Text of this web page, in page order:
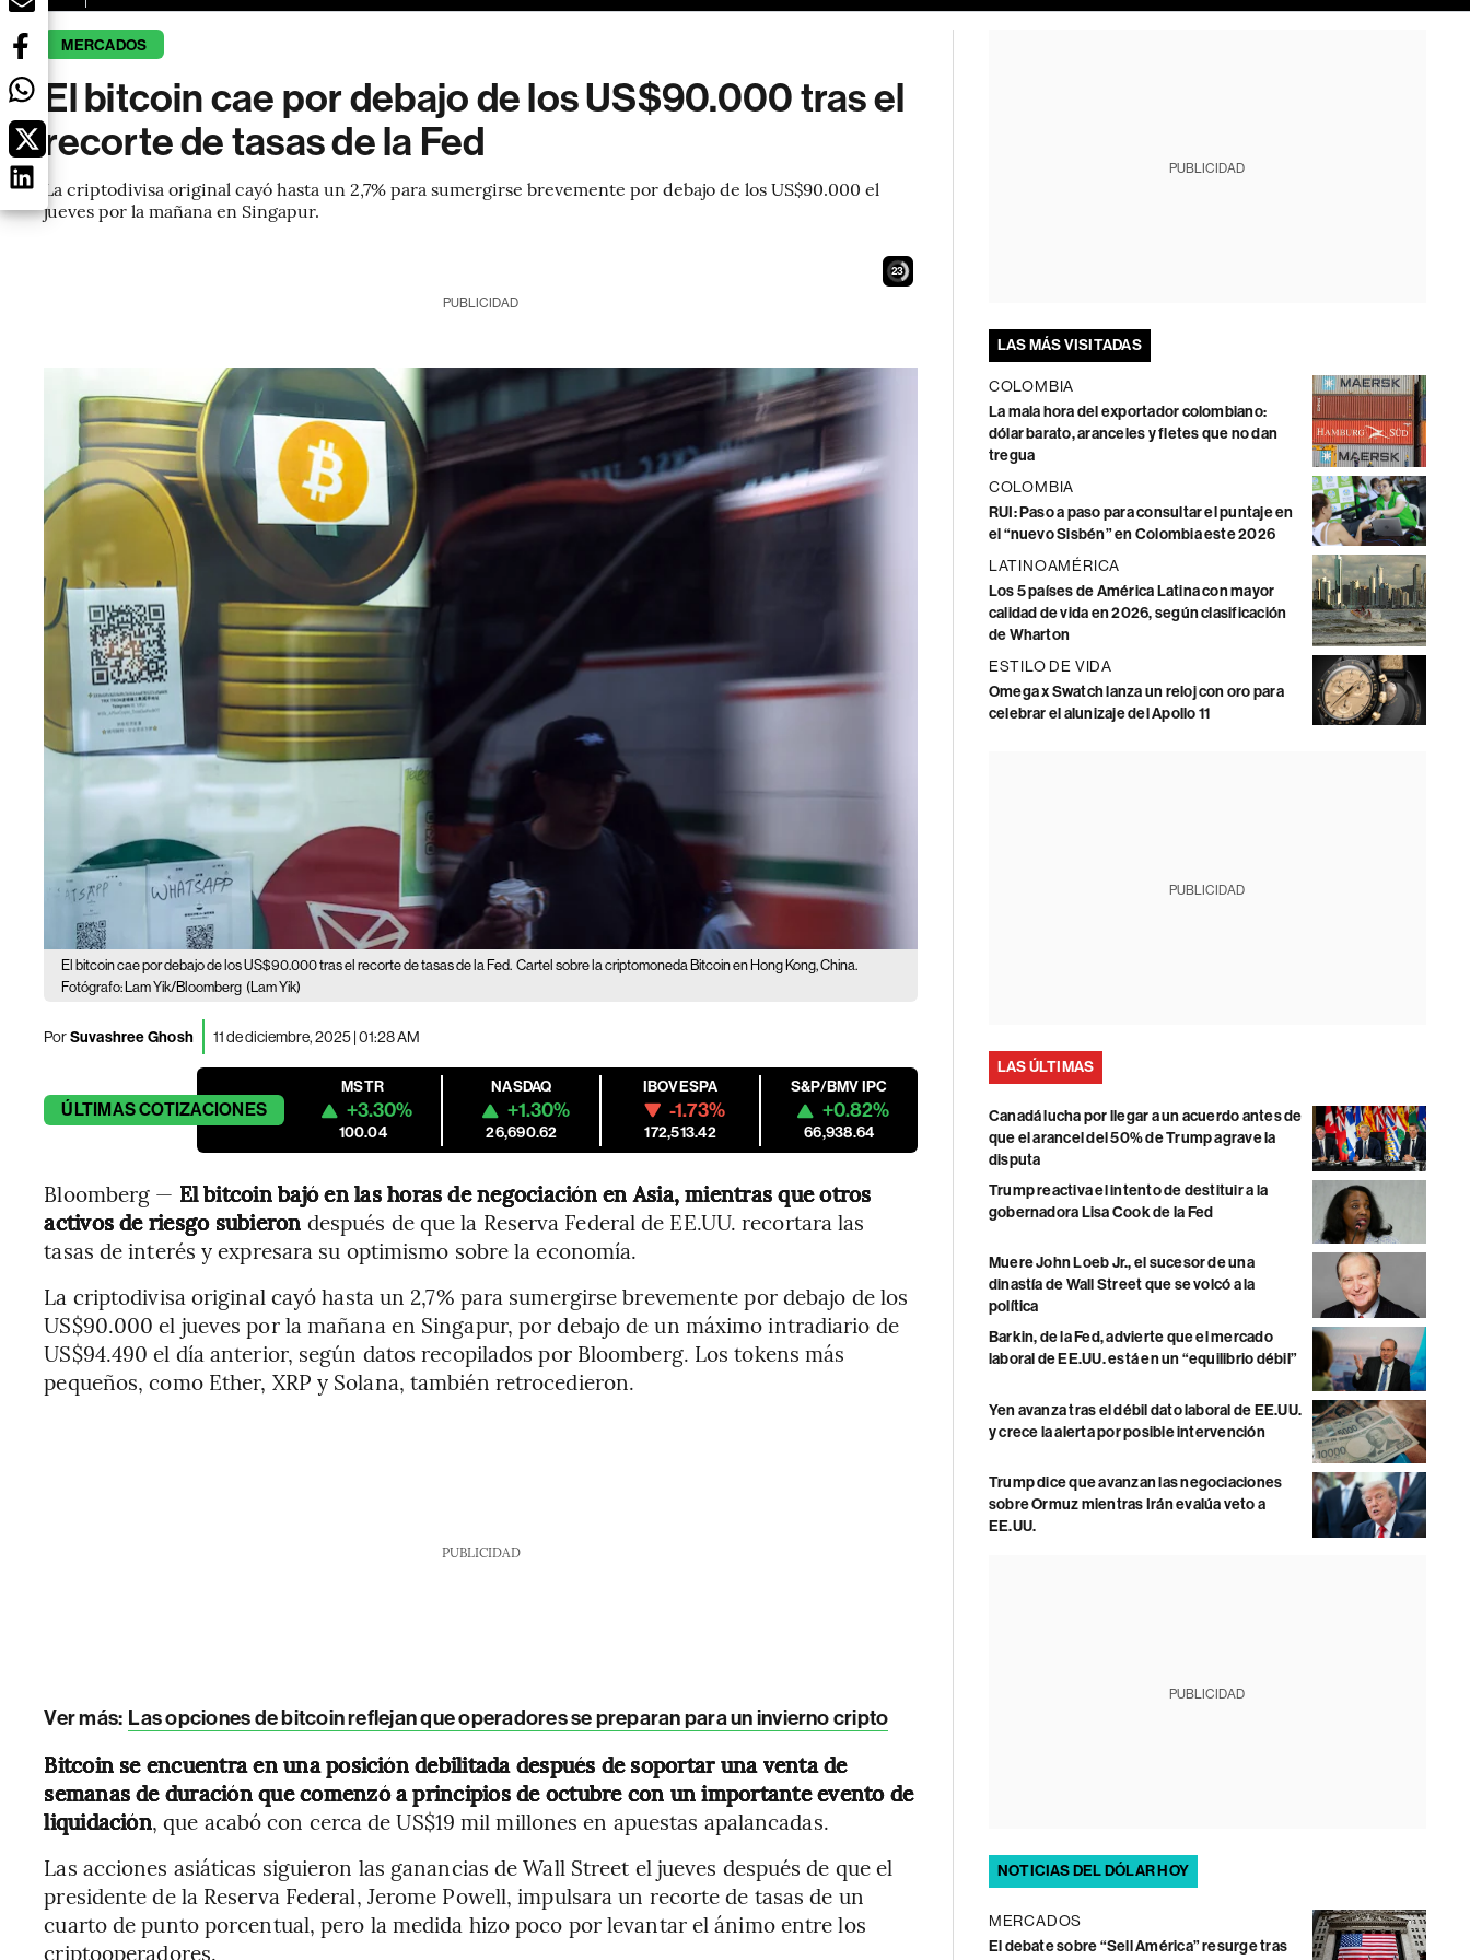
MERCADOS
El bitcoin cae por debajo de los US$90.000 tras el
recorte de tasas de la Fed
La criptodivisa original cayó hasta un 2,7% para sumergirse brevemente por debajo de los US$90.000 el
jueves por la mañana en Singapur.
21
PUBLICIDAD
El bitcoin cae por debajo de los US$90.000 tras el recorte de tasas de la Fed. Cartel sobre la criptomoneda Bitcoin en Hong Kong, China.
Fotógrafo: Lam Yik/Bloomberg (Lam Yik)
PorSuvashree Ghosh 11 de diciembre, 2025 | 01:28 AM
ÚLTIMASCOTIZACIONES
MSTR
+3.30%
100.04
NASDAQ
+1.30%
26,690.62
IBOVESPA
-1.73%
172,513.42
S&P/BMV IPC
+0.82%
66,938.64
Bloomberg — El bitcoin bajó en las horas de negociación en Asia, mientras que otros
activos de riesgo subieron después de que la Reserva Federal de EE.UU. recortara las
tasas de interés y expresara su optimismo sobre la economía.
La criptodivisa original cayó hasta un 2,7% para sumergirse brevemente por debajo de los
US$90.000 el jueves por la mañana en Singapur, por debajo de un máximo intradiario de
US$94.490 el día anterior, según datos recopilados por Bloomberg. Los tokens más
pequeños, como Ether, XRP y Solana, también retrocedieron.
PUBLICIDAD
Ver más: Las opciones de bitcoin reflejan que operadores se preparan para un invierno cripto
Bitcoin se encuentra en una posición debilitada después de soportar una venta de
semanas de duración que comenzó a principios de octubre con un importante evento de
liquidación, que acabó con cerca de US$19 mil millones en apuestas apalancadas.
Las acciones asiáticas siguieron las ganancias de Wall Street el jueves después de que el
presidente de la Reserva Federal, Jerome Powell, impulsara un recorte de tasas de un
cuarto de punto porcentual, pero la medida hizo poco por levantar el ánimo entre los
criptooperadores.
PUBLICIDAD
LAS MÁS VISITADAS
COLOMBIA
La mala hora del exportador colombiano:
dólar barato, aranceles y fletes que no dan
tregua
COLOMBIA
RUI: Paso a paso para consultar el puntaje en
el “nuevo Sisbén” en Colombia este 2026
LATINOAMÉRICA
Los 5 países de América Latina con mayor
calidad de vida en 2026, según clasificación
de Wharton
ESTILO DE VIDA
Omega x Swatch lanza un reloj con oro para
celebrar el alunizaje del Apollo 11
PUBLICIDAD
LAS ÚLTIMAS
Canadá lucha por llegar a un acuerdo antes de
que el arancel del 50% de Trump agrave la
disputa
Trump reactiva el intento de destituir a la
gobernadora Lisa Cook de la Fed
Muere John Loeb Jr., el sucesor de una
dinastía de Wall Street que se volcó a la
política
Barkin, de la Fed, advierte que el mercado
laboral de EE.UU. está en un “equilibrio débil”
Yen avanza tras el débil dato laboral de EE.UU.
y crece la alerta por posible intervención
Trump dice que avanzan las negociaciones
sobre Ormuz mientras Irán evalúa veto a
EE.UU.
PUBLICIDAD
NOTICIAS DEL DÓLAR HOY
MERCADOS
El debate sobre “Sell América” resurge tras